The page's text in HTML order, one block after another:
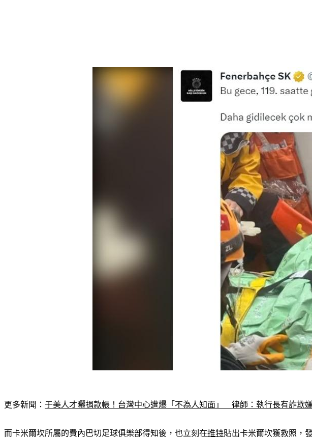
更多新聞： 于美人才曬捐款帳！台灣中心遭爆「不為人知面」　律師：執行長有詐欺
而卡米爾坎所屬的費內巴切足球俱樂部得知後，也立刻在推特貼出卡米爾坎獲救照，